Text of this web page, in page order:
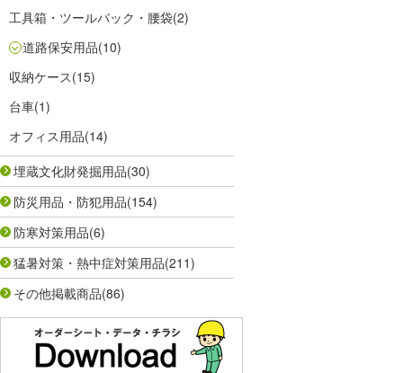
工具箱・ツールバック・腰袋(2)
道路保安用品(10)
収納ケース(15)
台車(1)
オフィス用品(14)
埋蔵文化財発掘用品(30)
防災用品・防犯用品(154)
防寒対策用品(6)
猛暑対策・熱中症対策用品(211)
その他掲載商品(86)